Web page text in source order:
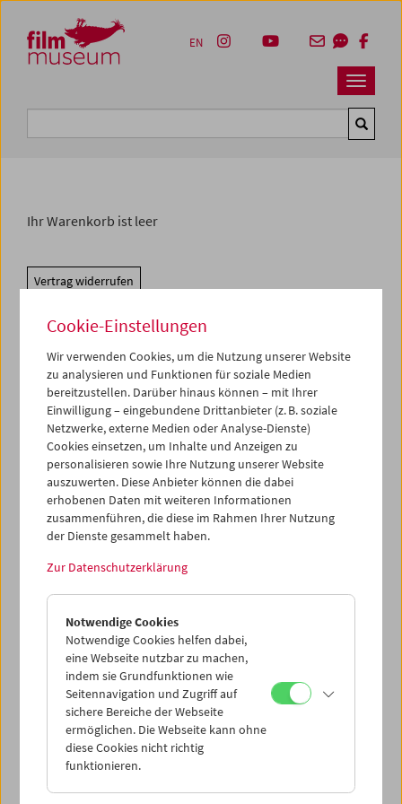
Zum Inhalt
Zum Hauptmenü
Zur Servicenavigation
Zum Suche
Navbar
EN
Ihr Warenkorb ist leer
Vertrag widerrufen
Mini-Bag
Mini-Bag Nr. 19
Preis: EUR 29,00
Preis für Mitglieder: EUR 23,00
In Kooperation mit der Wörkerei, einem
Gemeinschaftsprojekt der Caritas Wien und
Volkshilfe Wien, haben wir Mini-Bags
produziert. Die Taschen werden in Handarbeit
und im Sinne der Nachhaltigkeit aus nicht
hergestellt. Die Rückseite entstand aus
Cookie-Einstellungen
Wir verwenden Cookies, um die Nutzung unserer Website
zu analysieren und Funktionen für soziale Medien
bereitzustellen. Darüber hinaus können – mit Ihrer
Einwilligung – eingebundene Drittanbieter (z. B. soziale
Netzwerke, externe Medien oder Analyse-Dienste)
Cookies einsetzen, um Inhalte und Anzeigen zu
personalisieren sowie Ihre Nutzung unserer Website
auszuwerten. Diese Anbieter können die dabei
erhobenen Daten mit weiteren Informationen
zusammenführen, die diese im Rahmen Ihrer Nutzung
der Dienste gesammelt haben.
Zur Datenschutzerklärung
Notwendige Cookies
Notwendige Cookies helfen dabei,
eine Webseite nutzbar zu machen,
indem sie Grundfunktionen wie
Seitennavigation und Zugriff auf
sichere Bereiche der Webseite
ermöglichen. Die Webseite kann ohne
diese Cookies nicht richtig
funktionieren.